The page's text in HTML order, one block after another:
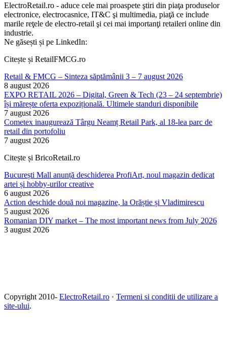
ElectroRetail.ro - aduce cele mai proaspete ştiri din piaţa produselor
electronice, electrocasnice, IT&C şi multimedia, piaţă ce include
marile reţele de electro-retail şi cei mai importanţi retaileri online din
industrie.
Ne găsești și pe LinkedIn:
Citește și RetailFMCG.ro
Retail & FMCG – Sinteza săptămânii 3 – 7 august 2026
8 august 2026
EXPO RETAIL 2026 – Digital, Green & Tech (23 – 24 septembrie)
își mărește oferta expozițională. Ultimele standuri disponibile
7 august 2026
Cometex inaugurează Târgu Neamț Retail Park, al 18-lea parc de
retail din portofoliu
7 august 2026
Citește și BricoRetail.ro
București Mall anunță deschiderea ProfiArt, noul magazin dedicat
artei și hobby-urilor creative
6 august 2026
Action deschide două noi magazine, la Orăștie și Vladimirescu
5 august 2026
Romanian DIY market – The most important news from July 2026
3 august 2026
Copyright 2010- ElectroRetail.ro · Termeni si conditii de utilizare a
site-ului.